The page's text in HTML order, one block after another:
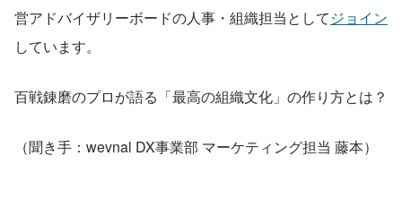
営アドバイザリーボードの人事・組織担当としてジョイン
しています。
百戦錬磨のプロが語る「最高の組織文化」の作り方とは？
（聞き手：wevnal DX事業部 マーケティング担当 藤本）